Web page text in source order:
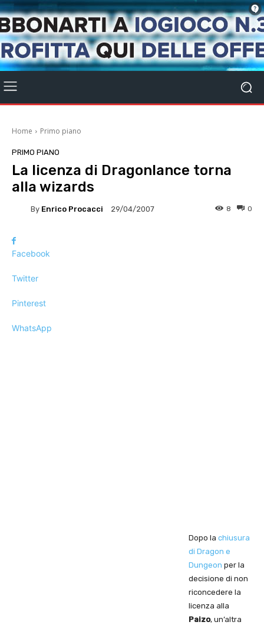
Home Primo piano
PRIMO PIANO
La licenza di Dragonlance torna
alla wizards
By Enrico Procacci 29/04/2007 0
8
Facebook
Twitter
Pinterest
WhatsApp
Dopo la chiusura
di Dragon e
Dungeon per la
decisione di non
riconcedere la
licenza alla
Paizo, un’altra